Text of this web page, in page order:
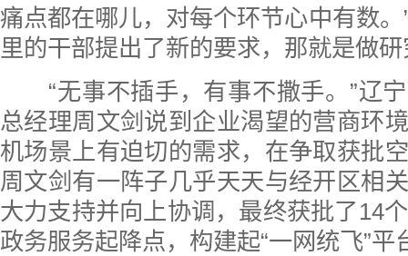
痛点都在哪儿，对每个环节心中有数
里的干部提出了新的要求，那就是做
“无事不插手，有事不撒手。”辽宁
总经理周文剑说到企业渴望的营商环
机场景上有迫切的需求，在争取获批
周文剑有一阵子几乎天天与经开区相
大力支持并向上协调，最终获批了14
政务服务起降点，构建起“一网统飞”平